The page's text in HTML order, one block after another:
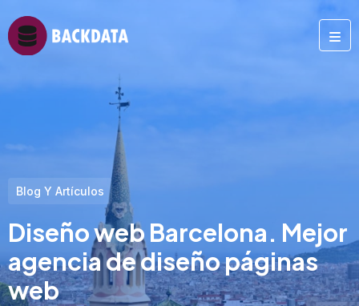
Blog Y Artículos
Diseño web Barcelona. Mejor
agencia de diseño páginas
web